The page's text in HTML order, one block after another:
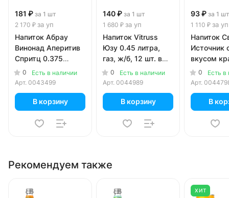
181 ₽ за 1 шт
2 170 ₽ за уп
Напиток Абрау
Винонад Аперитив
Спритц 0.375
литра, газ, стекло,
12 шт. в уп.
0
Есть в наличии
Арт. 0043499
В корзину
140 ₽ за 1 шт
1 680 ₽ за уп
Напиток Vitruss
Юзу 0.45 литра,
газ, ж/б, 12 шт. в
уп.0
Есть в наличии
Арт. 0044989
В корзину
93 ₽ за 1 шт
1 110 ₽ за уп
Напиток
Источник
вкусом
апельсин
газ, пэт,
0
Есть в
Арт.
В
Рекомендуем также
ХИТ